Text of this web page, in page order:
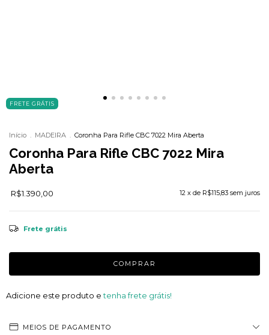
FRETE GRÁTIS
Início . MADEIRA . Coronha Para Rifle CBC 7022 Mira Aberta
Coronha Para Rifle CBC 7022 Mira
Aberta
R$1.390,00 12 x de R$115,83 sem juros
Frete grátis
Adicione este produto etenha frete grátis!
MEIOS DE PAGAMENTO